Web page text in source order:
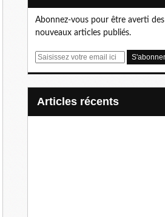
Abonnez-vous pour être averti des
nouveaux articles publiés.
E
articles récents